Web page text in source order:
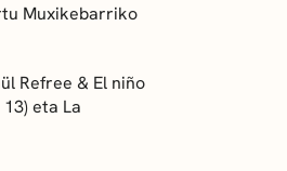
Muxikebarriko
Refree & El niño
eta La